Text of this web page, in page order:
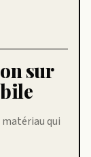
sur
qui